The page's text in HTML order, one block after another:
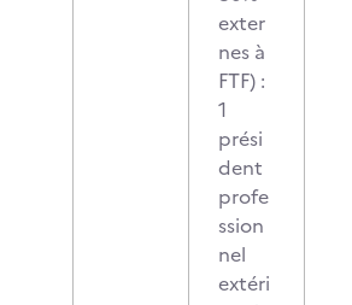
exter
nes à
FTF) :
1
prési
dent
profe
ssion
nel
extéri